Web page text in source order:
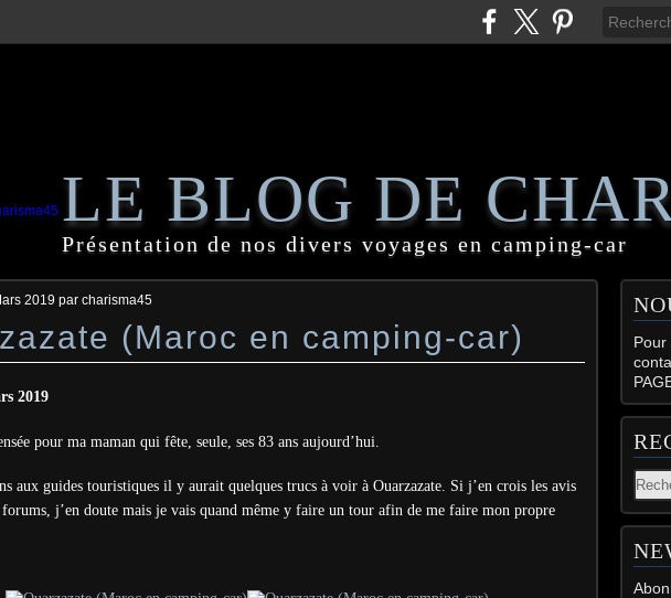
LE BLOG DE
Présentation de nos divers voyages en camping-car
2019 par charisma45
(Maroc en camping-car)
2019
pour ma maman qui fête, seule, ses 83 ans aujourd’hui.
aux guides touristiques il y aurait quelques trucs à voir à Ouarzazate. Si j’en crois les avis
j’en doute mais je vais quand même y faire un tour afin de me faire mon propre